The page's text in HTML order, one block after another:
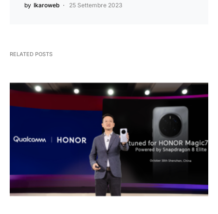
by Ikaroweb 25 Settembre 2023
RELATED POSTS